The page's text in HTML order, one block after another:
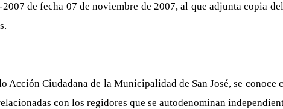
de fecha 07 de noviembre de 2007, al que adjunta copia
Ciudadana de la Municipalidad de San José, se conoce
con los regidores que se autodenominan